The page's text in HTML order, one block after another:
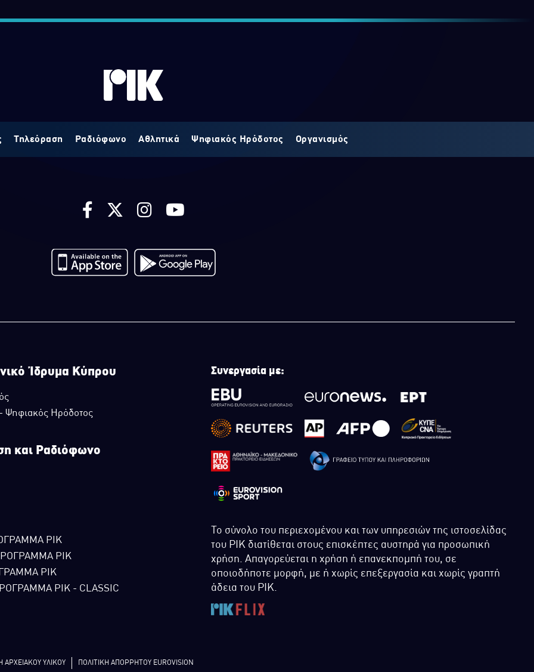
Τηλεόραση Ραδιόφωνο Αθλητικά Ψηφιακός Ηρόδοτος Οργανισμός
Ίδρυμα Κύπρου
Ψηφιακός Ηρόδοτος
και Ραδιόφωνο
ΡΙΚ
ΡΙΚ
ΡΙΚ
ΡΙΚ - CLASSIC
Συνεργασία με:
Το σύνολο του περιεχομένου και των υπηρεσιών της ιστοσελίδας
του ΡΙΚ διατίθεται στους επισκέπτες αυστηρά για προσωπική
χρήση. Απαγορεύεται η χρήση ή επανεκπομπή του, σε
οποιοδήποτε μορφή, με ή χωρίς επεξεργασία και χωρίς γραπτή
άδεια του ΡΙΚ.
ΑΡΧΕΙΑΚΟΥ ΥΛΙΚΟΥ ΠΟΛΙΤΙΚΗ ΑΠΟΡΡΗΤΟΥ EUROVISION